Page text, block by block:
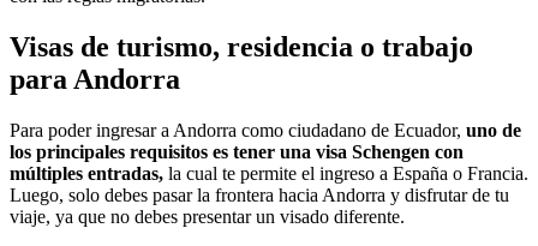
Visas de turismo, residencia o trabajo
para Andorra
Para poder ingresar a Andorra como ciudadano de Ecuador, uno de
los principales requisitos es tener una visa Schengen con
múltiples entradas, la cual te permite el ingreso a España o Francia.
Luego, solo debes pasar la frontera hacia Andorra y disfrutar de tu
viaje, ya que no debes presentar un visado diferente.